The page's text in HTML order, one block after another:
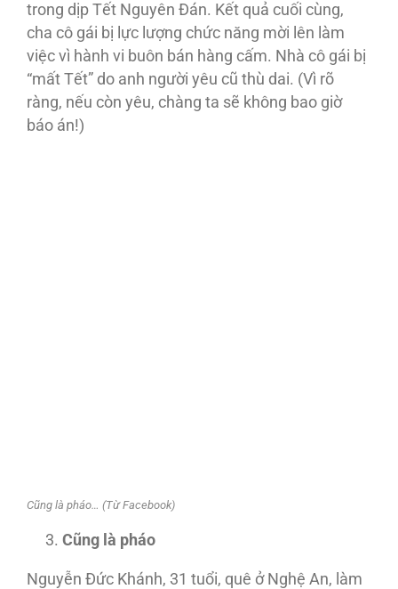
trong dịp Tết Nguyên Ðán. Kết quả cuối cùng,
cha cô gái bị lực lượng chức năng mời lên làm
việc vì hành vi buôn bán hàng cấm. Nhà cô gái bị
“mất Tết” do anh người yêu cũ thù dai. (Vì rõ
ràng, nếu còn yêu, chàng ta sẽ không bao giờ
báo án!)
Cũng là pháo… (Từ Facebook)
Cũng là pháo
Nguyễn Ðức Khánh, 31 tuổi, quê ở Nghệ An, làm